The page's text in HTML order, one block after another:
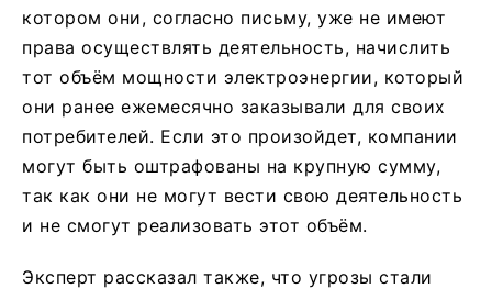
котором они, согласно письму, уже не имеют
права осуществлять деятельность, начислить
тот объём мощности электроэнергии, который
они ранее ежемесячно заказывали для своих
потребителей. Если это произойдет, компании
могут быть оштрафованы на крупную сумму,
так как они не могут вести свою деятельность
и не смогут реализовать этот объём.
Эксперт рассказал также, что угрозы стали